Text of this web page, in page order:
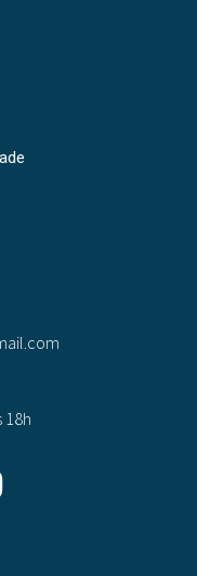
18h